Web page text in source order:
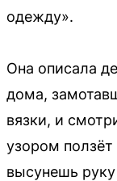
одежду».
Она описала
дома,
вязки, и
узором
высунешь